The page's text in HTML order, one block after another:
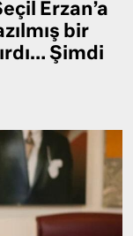
Erzan’a
bir
Şimdi